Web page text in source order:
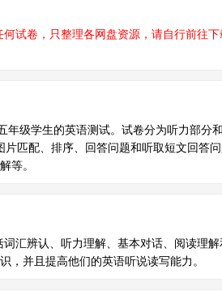
试卷，只整理各网盘资源，请自行前往下
年级学生的英语测试。试卷分为听力部分
匹配、排序、回答问题和听取短文回答
等。
汇辨认、听力理解、基本对话、阅读理解
，并且提高他们的英语听说读写能力。